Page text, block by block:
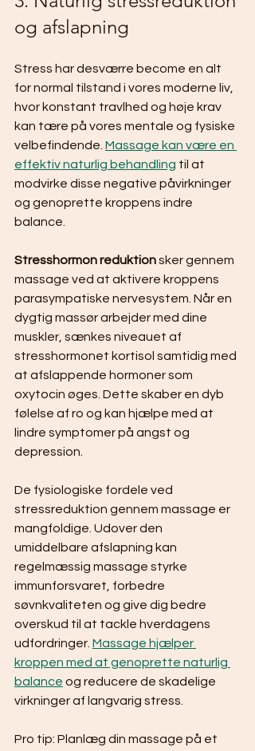
og afslapning
Stress har desværre become en alt
for normal tilstand i vores moderne liv,
hvor konstant travlhed og høje krav
kan tære på vores mentale og fysiske
velbefindende. Massage kan være en
effektiv naturlig behandling til at
modvirke disse negative påvirkninger
og genoprette kroppens indre
balance.
Stresshormon reduktion sker gennem
massage ved at aktivere kroppens
parasympatiske nervesystem. Når en
dygtig massør arbejder med dine
muskler, sænkes niveauet af
stresshormonet kortisol samtidig med
at afslappende hormoner som
oxytocin øges. Dette skaber en dyb
følelse af ro og kan hjælpe med at
lindre symptomer på angst og
depression.
De fysiologiske fordele ved
stressreduktion gennem massage er
mangfoldige. Udover den
umiddelbare afslapning kan
regelmæssig massage styrke
immunforsvaret, forbedre
søvnkvaliteten og give dig bedre
overskud til at tackle hverdagens
udfordringer. Massage hjælper
kroppen med at genoprette naturlig
balance og reducere de skadelige
virkninger af langvarig stress.
Pro tip: Planlæg din massage på et